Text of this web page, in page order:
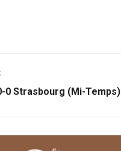
0 Strasbourg (Mi-Temps)